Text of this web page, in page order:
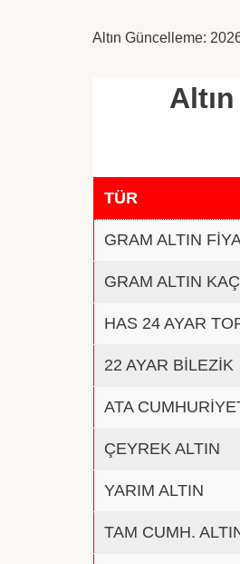
Altın Güncelleme:
TÜR
GRAM ALTIN
GRAM ALTIN
HAS 24 AYAR
22 AYAR BİLEZİK
ATA
ÇEYREK ALTIN
YARIM ALTIN
TAM CUMH.